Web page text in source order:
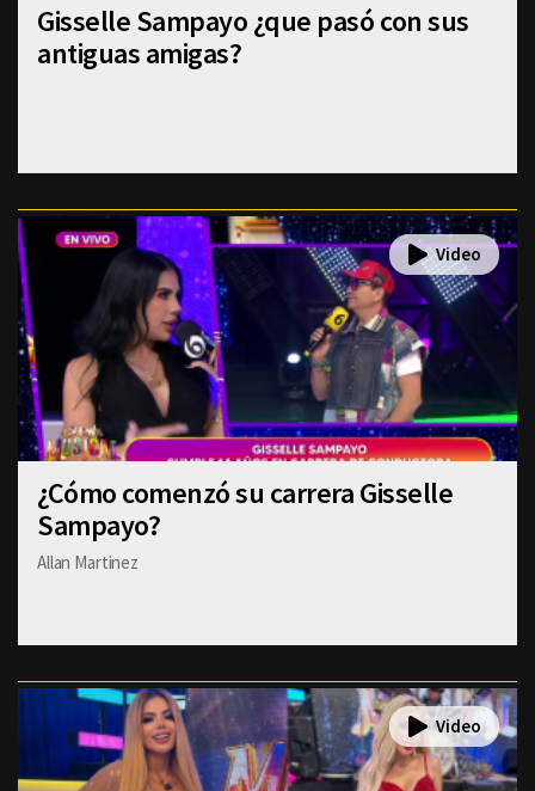
Gisselle Sampayo ¿que pasó con sus
antiguas amigas?
¿Cómo comenzó su carrera Gisselle
Sampayo?
Allan Martinez